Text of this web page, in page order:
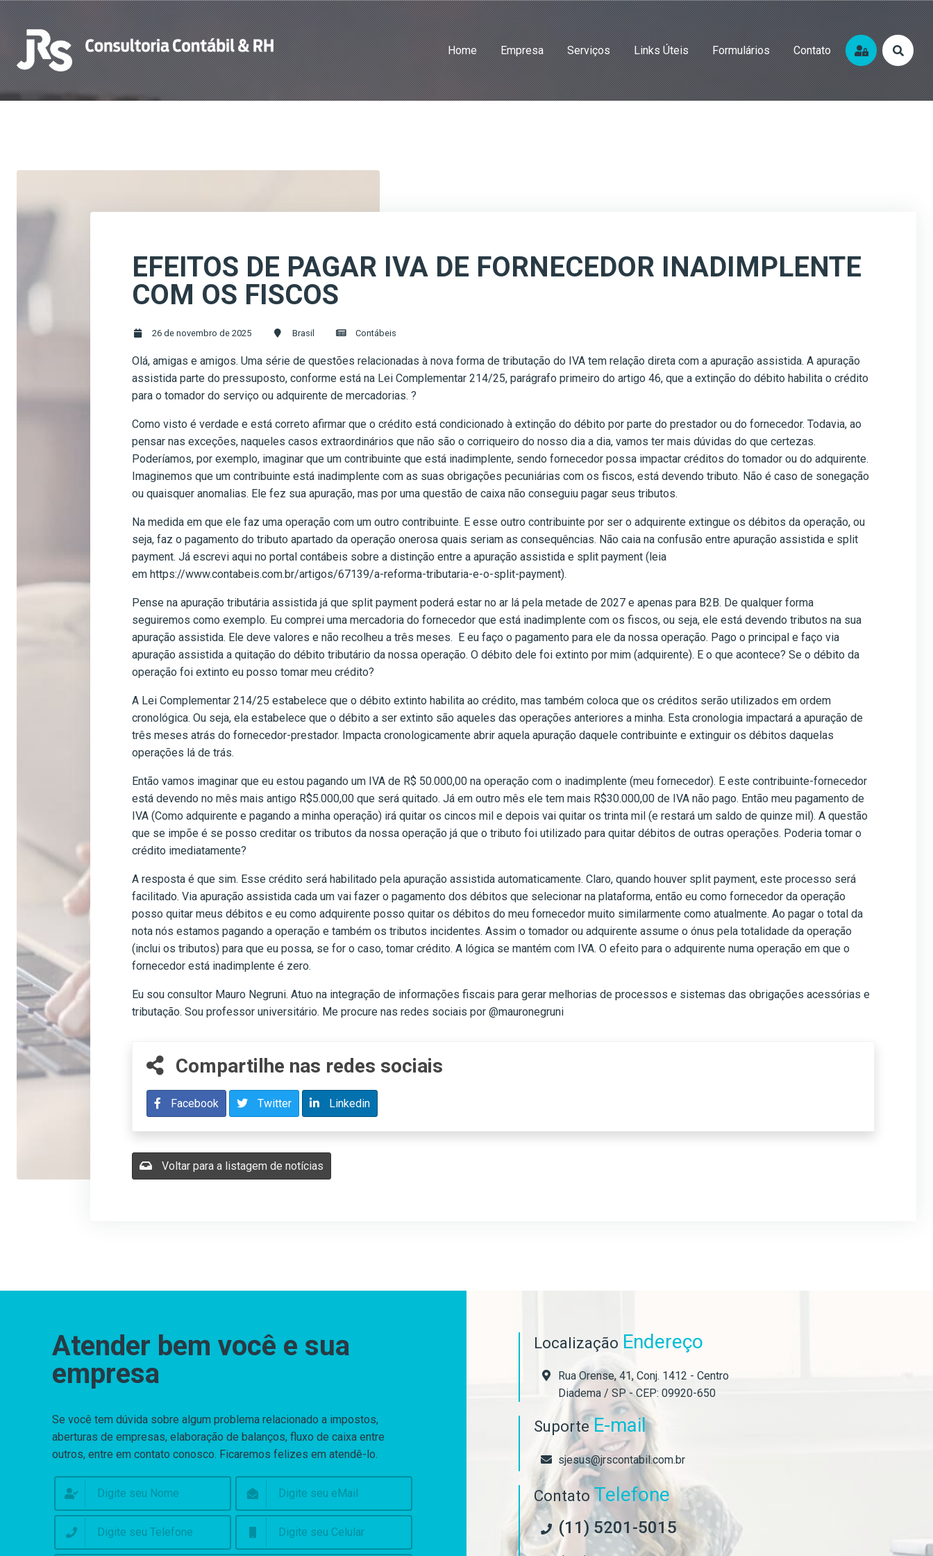
Home Empresa Serviços Links Úteis Formulários Contato
EFEITOS DE PAGAR IVA DE FORNECEDOR INADIMPLENTE
COM OS FISCOS
26 de novembro de 2025 Brasil Contábeis
Olá, amigas e amigos. Uma série de questões relacionadas à nova forma de tributação do IVA tem relação direta com a apuração assistida. A apuração
assistida parte do pressuposto, conforme está na Lei Complementar 214/25, parágrafo primeiro do artigo 46, que a extinção do débito habilita o crédito
para o tomador do serviço ou adquirente de mercadorias. ?
Como visto é verdade e está correto afirmar que o crédito está condicionado à extinção do débito por parte do prestador ou do fornecedor. Todavia, ao
pensar nas exceções, naqueles casos extraordinários que não são o corriqueiro do nosso dia a dia, vamos ter mais dúvidas do que certezas.
Poderíamos, por exemplo, imaginar que um contribuinte que está inadimplente, sendo fornecedor possa impactar créditos do tomador ou do adquirente.
Imaginemos que um contribuinte está inadimplente com as suas obrigações pecuniárias com os fiscos, está devendo tributo. Não é caso de sonegação
ou quaisquer anomalias. Ele fez sua apuração, mas por uma questão de caixa não conseguiu pagar seus tributos.
Na medida em que ele faz uma operação com um outro contribuinte. E esse outro contribuinte por ser o adquirente extingue os débitos da operação, ou
seja, faz o pagamento do tributo apartado da operação onerosa quais seriam as consequências. Não caia na confusão entre apuração assistida e split
payment. Já escrevi aqui no portal contábeis sobre a distinção entre a apuração assistida e split payment (leia
em https://www.contabeis.com.br/artigos/67139/a-reforma-tributaria-e-o-split-payment).
Pense na apuração tributária assistida já que split payment poderá estar no ar lá pela metade de 2027 e apenas para B2B. De qualquer forma
seguiremos como exemplo. Eu comprei uma mercadoria do fornecedor que está inadimplente com os fiscos, ou seja, ele está devendo tributos na sua
apuração assistida. Ele deve valores e não recolheu a três meses. E eu faço o pagamento para ele da nossa operação. Pago o principal e faço via
apuração assistida a quitação do débito tributário da nossa operação. O débito dele foi extinto por mim (adquirente). E o que acontece? Se o débito da
operação foi extinto eu posso tomar meu crédito?
A Lei Complementar 214/25 estabelece que o débito extinto habilita ao crédito, mas também coloca que os créditos serão utilizados em ordem
cronológica. Ou seja, ela estabelece que o débito a ser extinto são aqueles das operações anteriores a minha. Esta cronologia impactará a apuração de
três meses atrás do fornecedor-prestador. Impacta cronologicamente abrir aquela apuração daquele contribuinte e extinguir os débitos daquelas
operações lá de trás.
Então vamos imaginar que eu estou pagando um IVA de R$ 50.000,00 na operação com o inadimplente (meu fornecedor). E este contribuinte-fornecedor
está devendo no mês mais antigo R$5.000,00 que será quitado. Já em outro mês ele tem mais R$30.000,00 de IVA não pago. Então meu pagamento de
IVA (Como adquirente e pagando a minha operação) irá quitar os cincos mil e depois vai quitar os trinta mil (e restará um saldo de quinze mil). A questão
que se impõe é se posso creditar os tributos da nossa operação já que o tributo foi utilizado para quitar débitos de outras operações. Poderia tomar o
crédito imediatamente?
A resposta é que sim. Esse crédito será habilitado pela apuração assistida automaticamente. Claro, quando houver split payment, este processo será
facilitado. Via apuração assistida cada um vai fazer o pagamento dos débitos que selecionar na plataforma, então eu como fornecedor da operação
posso quitar meus débitos e eu como adquirente posso quitar os débitos do meu fornecedor muito similarmente como atualmente. Ao pagar o total da
nota nós estamos pagando a operação e também os tributos incidentes. Assim o tomador ou adquirente assume o ónus pela totalidade da operação
(inclui os tributos) para que eu possa, se for o caso, tomar crédito. A lógica se mantém com IVA. O efeito para o adquirente numa operação em que o
fornecedor está inadimplente é zero.
Eu sou consultor Mauro Negruni. Atuo na integração de informações fiscais para gerar melhorias de processos e sistemas das obrigações acessórias e
tributação. Sou professor universitário. Me procure nas redes sociais por @mauronegruni
Compartilhe nas redes sociais
Facebook Twitter Linkedin
Voltar para a listagem de notícias
Atender bem você e sua
empresa
Se você tem dúvida sobre algum problema relacionado a impostos,
aberturas de empresas, elaboração de balanços, fluxo de caixa entre
outros, entre em contato conosco. Ficaremos felizes em atendê-lo.
Localização Endereço
Rua Orense, 41, Conj. 1412 - Centro
Diadema / SP - CEP: 09920-650
SuporteE-mail
sjesus@jrscontabil.com.br
ContatoTelefone
(11) 5201-5015